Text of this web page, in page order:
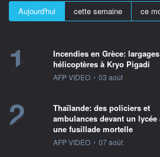
Aujourd'hui cette semaine ce
1
Incendies en Grèce:
hélicoptères à Kryo Pigadi
information fournie par
AFP VIDEO • 03 août
2
Thaïlande: des policiers et
ambulances devant un lycée
une fusillade mortelle
information fournie par
AFP VIDEO • 07 août